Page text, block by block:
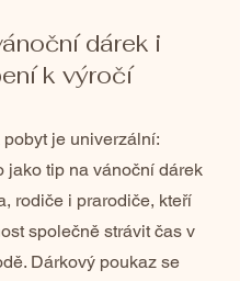
dárek i
k výročí
je univerzální:
jako tip na vánoční dárek
rodiče i prarodiče, kteří
společně strávit čas v
Dárkový poukaz se